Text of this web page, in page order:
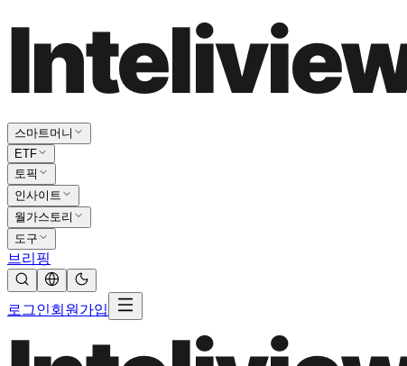
스마트머니
ETF
토픽
인사이트
월가스토리
도구
브리핑
로그인회원가입